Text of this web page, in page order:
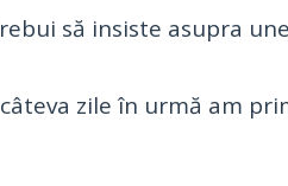
să insiste asupra
zile în urmă am